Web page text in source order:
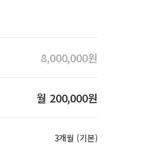
8,000,000원
월 200,000원
3개월 (기본)